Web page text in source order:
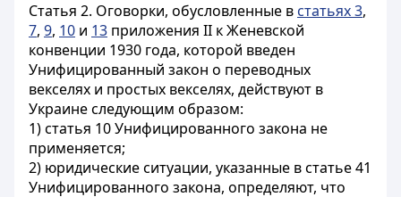
Статья 2. Оговорки, обусловленные в статьях 3,
7, 9, 10 и 13 приложения II к Женевской
конвенции 1930 года, которой введен
Унифицированный закон о переводных
векселях и простых векселях, действуют в
Украине следующим образом:
1) статья 10 Унифицированного закона не
применяется;
2) юридические ситуации, указанные в статье 41
Унифицированного закона, определяют, что